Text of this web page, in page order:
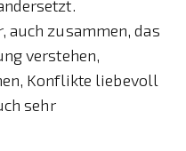
auch zusammen, das
verstehen,
Konflikte liebevoll
sehr